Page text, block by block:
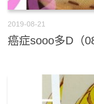
2019-08-21
癌症sooo多D（